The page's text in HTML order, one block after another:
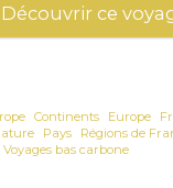
Découvrir ce
Continents Europe
Pays Régions de
Voyages bas carbone